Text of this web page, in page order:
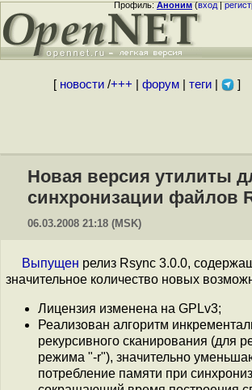
Профиль:Аноним(вход|
[ новости/+++ форум| теги| ]
Новая версия утилиты
синхронизации файлов
06.03.2008 21:18 (MSK)
Выпущен релиз Rsync 3.0.0,
значительное количество новых
Лицензия изменена на GPLv3;
Реализован алгоритм
рекурсивного сканирования (для
режима "-r"), значительно
потребление памяти при